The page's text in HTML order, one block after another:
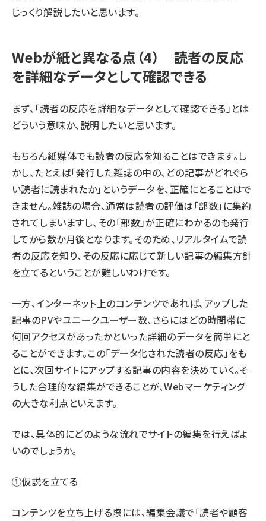
じっくり解説したいと思います。
Webが紙と異なる点（4） 読者の反応
を詳細なデータとして確認できる
まず、「読者の反応を詳細なデータとして確認できる」とは
どういう意味か、説明したいと思います。
もちろん紙媒体でも読者の反応を知ることはできます。し
かし、たとえば「発行した雑誌の中の、どの記事がどれぐら
い読者に読まれたか」というデータを、正確にとることはで
きません。雑誌の場合、通常は読者の評価は「部数」に集約
されてしまいますし、その「部数」が正確にわかるのも発行
してから数か月後となります。そのため、リアルタイムで読
者の反応を知り、その反応に応じて新しい記事の編集方針
を立てるということが難しいわけです。
一方、インターネット上のコンテンツであれば、アップした
記事のPVやユニークユーザー数、さらにはどの時間帯に
何回アクセスがあったかといった詳細のデータを簡単にと
ることができます。この「データ化された読者の反応」をも
とに、次回サイトにアップする記事の内容を決めていく。そ
うした合理的な編集ができることが、Webマーケティング
の大きな利点といえます。
では、具体的にどのような流れでサイトの編集を行えばよ
いのでしょうか。
①仮説を立てる
コンテンツを立ち上げる際には、編集会議で「読者や顧客